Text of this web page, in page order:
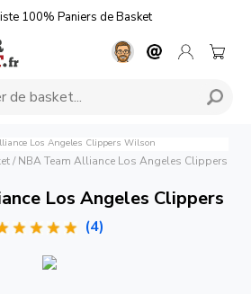
100% Paniers de Basket
Los Angeles Clippers Wilson
/ NBA Team Alliance Los Angeles Clippers
Los Angeles Clippers
(4)